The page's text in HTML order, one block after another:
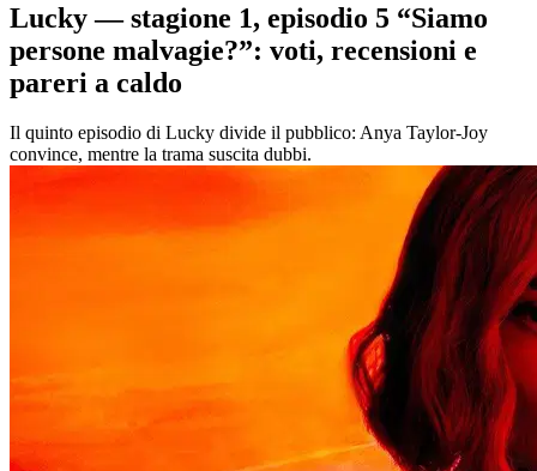
Lucky — stagione 1, episodio 5 “Siamo
persone malvagie?”: voti, recensioni e
pareri a caldo
Il quinto episodio di Lucky divide il pubblico: Anya Taylor-Joy
convince, mentre la trama suscita dubbi.